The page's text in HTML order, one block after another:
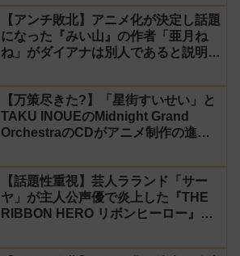
ス】
【アンチ敗北】アニメ化が決定し話題
になった『みい山』の作者「亜月ね
ね」がダイアナは別人であると説明し
【万策尽きた?】「星街すいせい」と
TAKU INOUEのMidnight Grand
OrchestraのCDがアニメ制作の進行
【話題性重視】芸人ラランド「サー
ヤ」が主人公声優で炎上した『THE
RIBBON HERO リボンヒーロー』に
ンルン」「でびでび・でびる」が出